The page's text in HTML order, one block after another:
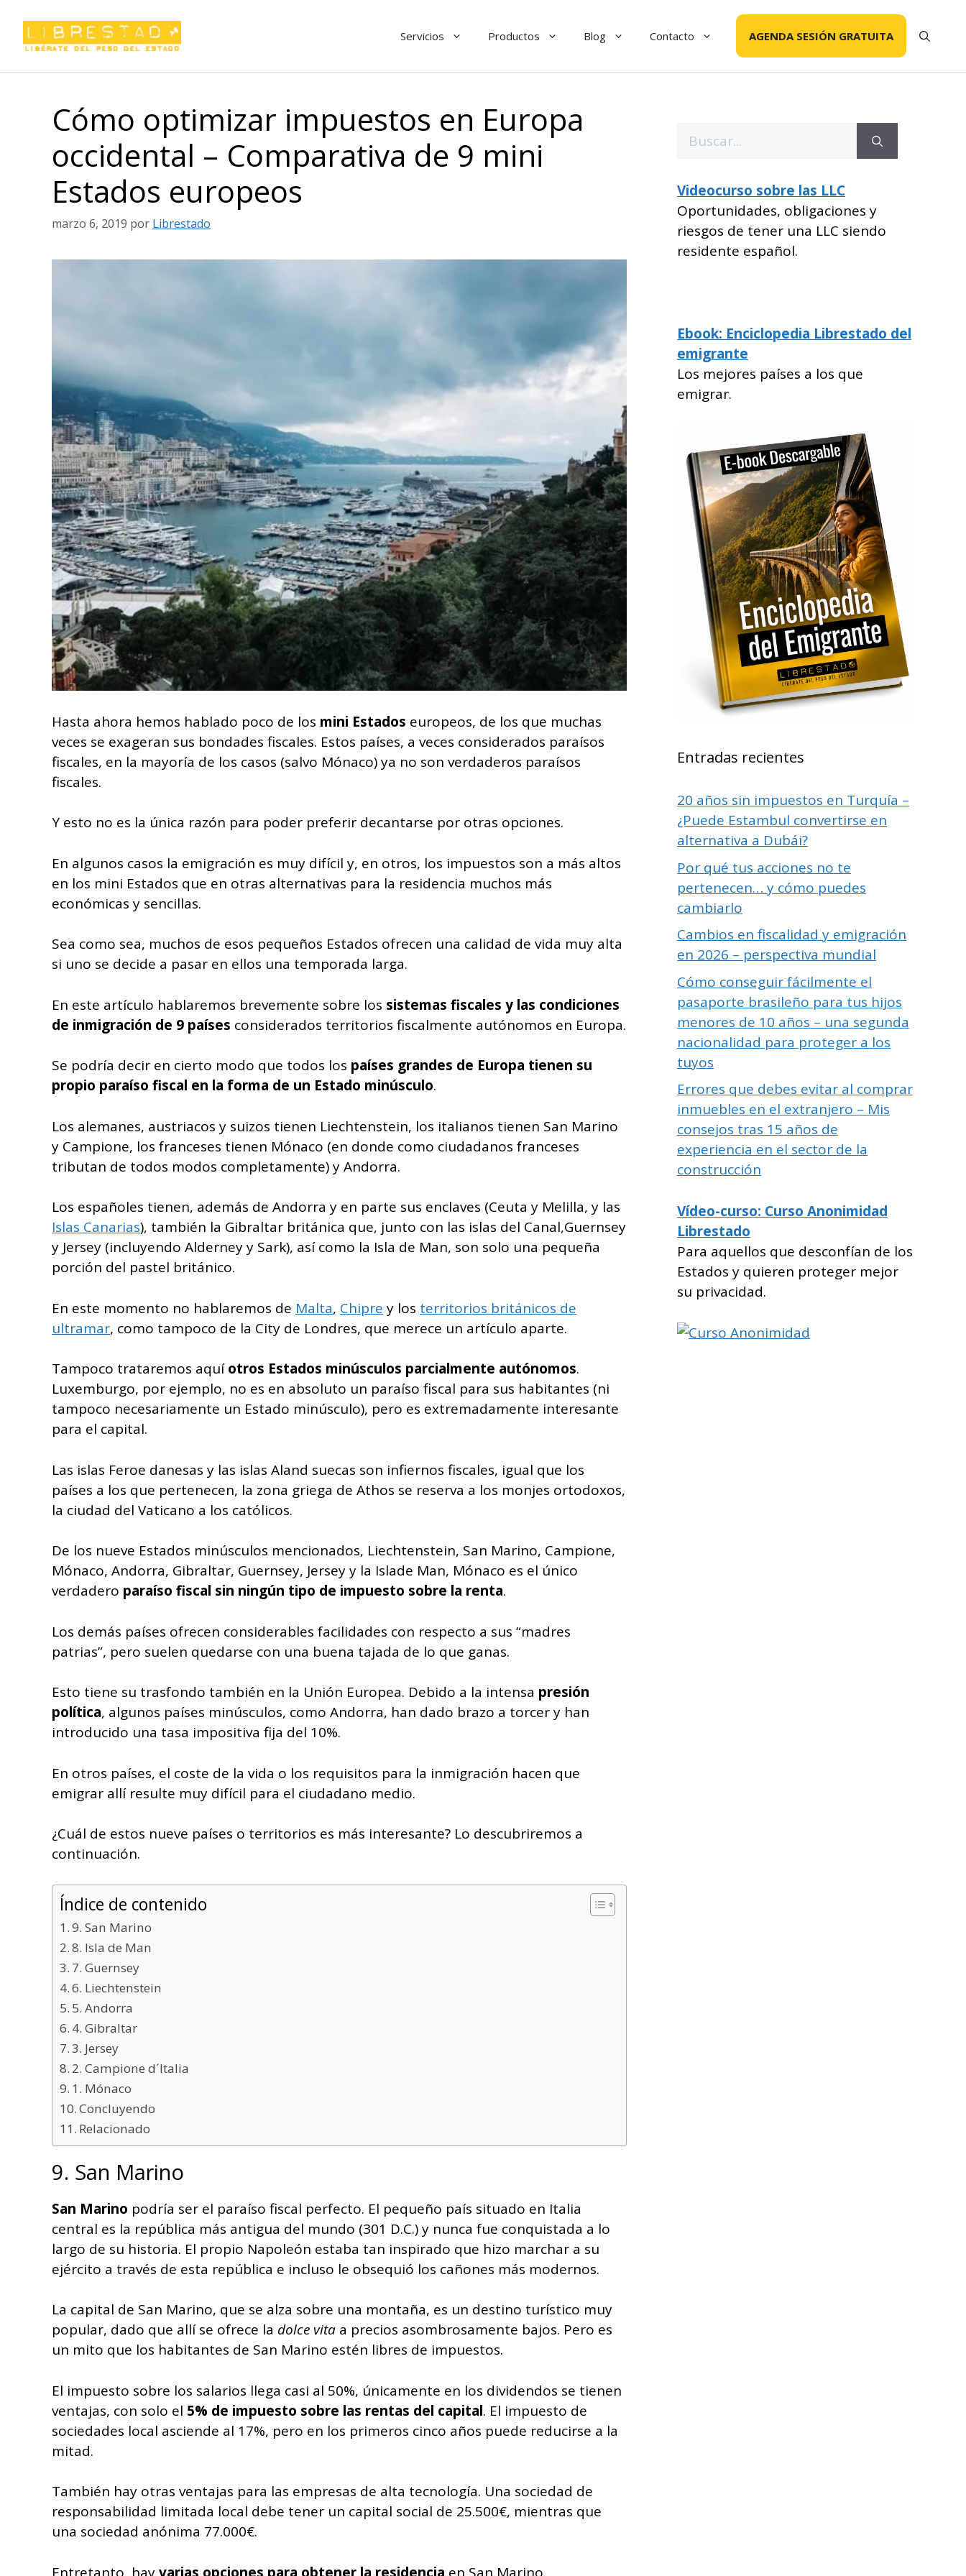
contenido
Servicios Productos Blog Contacto AGENDA SESIÓN GRATUITA
Cómo optimizar impuestos en Europa
occidental – Comparativa de 9 mini
Estados europeos
marzo 6, 2019 por Librestado
Hasta ahora hemos hablado poco de los mini Estados europeos, de los que muchas
veces se exageran sus bondades fiscales. Estos países, a veces considerados paraísos
fiscales, en la mayoría de los casos (salvo Mónaco) ya no son verdaderos paraísos
fiscales.
Y esto no es la única razón para poder preferir decantarse por otras opciones.
En algunos casos la emigración es muy difícil y, en otros, los impuestos son a más altos
en los mini Estados que en otras alternativas para la residencia muchos más
económicas y sencillas.
Sea como sea, muchos de esos pequeños Estados ofrecen una calidad de vida muy alta
si uno se decide a pasar en ellos una temporada larga.
En este artículo hablaremos brevemente sobre los sistemas fiscales y las condiciones
de inmigración de 9 países considerados territorios fiscalmente autónomos en Europa.
Se podría decir en cierto modo que todos los países grandes de Europa tienen su
propio paraíso fiscal en la forma de un Estado minúsculo.
Los alemanes, austriacos y suizos tienen Liechtenstein, los italianos tienen San Marino
y Campione, los franceses tienen Mónaco (en donde como ciudadanos franceses
tributan de todos modos completamente) y Andorra.
Los españoles tienen, además de Andorra y en parte sus enclaves (Ceuta y Melilla, y las
Islas Canarias), también la Gibraltar británica que, junto con las islas del Canal,Guernsey
y Jersey (incluyendo Alderney y Sark), así como la Isla de Man, son solo una pequeña
porción del pastel británico.
En este momento no hablaremos de Malta, Chipre y los territorios británicos de
ultramar, como tampoco de la City de Londres, que merece un artículo aparte.
Tampoco trataremos aquíotros Estados minúsculos parcialmente autónomos.
Luxemburgo, por ejemplo, no es en absoluto un paraíso fiscal para sus habitantes (ni
tampoco necesariamente un Estado minúsculo), pero es extremadamente interesante
para el capital.
Las islas Feroe danesas y las islas Aland suecas son infiernos fiscales, igual que los
países a los que pertenecen, la zona griega de Athos se reserva a los monjes ortodoxos,
la ciudad del Vaticano a los católicos.
De los nueve Estados minúsculos mencionados, Liechtenstein, San Marino, Campione,
Mónaco, Andorra, Gibraltar, Guernsey, Jersey y la Islade Man, Mónaco es el único
verdadero paraíso fiscal sin ningún tipo de impuesto sobre la renta.
Los demás países ofrecen considerables facilidades con respecto a sus “madres
patrias”, pero suelen quedarse con una buena tajada de lo que ganas.
Esto tiene su trasfondo también en la Unión Europea. Debido a la intensa presión
política, algunos países minúsculos, como Andorra, han dado brazo a torcer y han
introducido una tasa impositiva fija del 10%.
En otros países, el coste de la vida o los requisitos para la inmigración hacen que
emigrar allí resulte muy difícil para el ciudadano medio.
¿Cuál de estos nueve países o territorios es más interesante? Lo descubriremos a
continuación.
Índice de contenido
9. San Marino
8. Isla de Man
7. Guernsey
6. Liechtenstein
5. Andorra
4. Gibraltar
3. Jersey
2. Campione d´Italia
1. Mónaco
Concluyendo
Relacionado
9. San Marino
San Marino podría ser el paraíso fiscal perfecto. El pequeño país situado en Italia
central es la república más antigua del mundo (301 D.C.) y nunca fue conquistada a lo
largo de su historia. El propio Napoleón estaba tan inspirado que hizo marchar a su
ejército a través de esta república e incluso le obsequió los cañones más modernos.
La capital de San Marino, que se alza sobre una montaña, es un destino turístico muy
popular, dado que allí se ofrece la dolce vita a precios asombrosamente bajos. Pero es
un mito que los habitantes de San Marino estén libres de impuestos.
El impuesto sobre los salarios llega casi al 50%, únicamente en los dividendos se tienen
ventajas, con solo el 5% de impuesto sobre las rentas del capital. El impuesto de
sociedades local asciende al 17%, pero en los primeros cinco años puede reducirse a la
mitad.
También hay otras ventajas para las empresas de alta tecnología. Una sociedad de
responsabilidad limitada local debe tener un capital social de 25.500€, mientras que
una sociedad anónima 77.000€.
Entretanto, hayvarias opciones para obtener la residencia en San Marino.
Buscar:
Videocurso sobre las LLC
Oportunidades, obligaciones y
riesgos de tener una LLC siendo
residente español.
Ebook: Enciclopedia Librestado del
emigrante
Los mejores países a los que
emigrar.
Entradas recientes
20 años sin impuestos en Turquía –
¿Puede Estambul convertirse en
alternativa a Dubái?
Por qué tus acciones no te
pertenecen… y cómo puedes
cambiarlo
Cambios en fiscalidad y emigración
en 2026 – perspectiva mundial
Cómo conseguir fácilmente el
pasaporte brasileño para tus hijos
menores de 10 años – una segunda
nacionalidad para proteger a los
tuyos
Errores que debes evitar al comprar
inmuebles en el extranjero – Mis
consejos tras 15 años de
experiencia en el sector de la
construcción
Vídeo-curso: Curso Anonimidad
Librestado
Para aquellos que desconfían de los
Estados y quieren proteger mejor
su privacidad.